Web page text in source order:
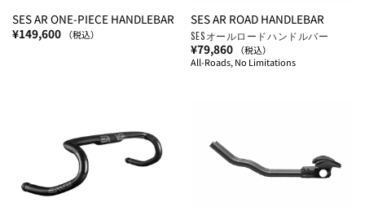
SES AR ONE-PIECE HANDLEBAR
¥149,600 （税込）
SES AR ROAD HANDLEBAR
SESオールロードハンドルバー
¥79,860
（税込）
All-Roads, No Limitations